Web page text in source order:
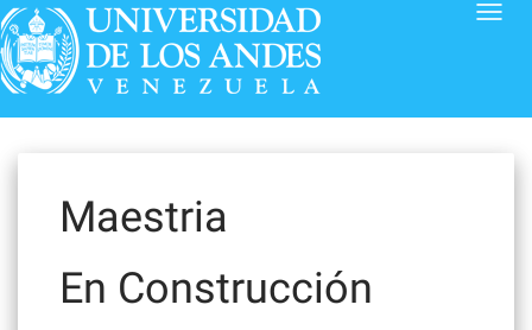
Maestria
En Construcción